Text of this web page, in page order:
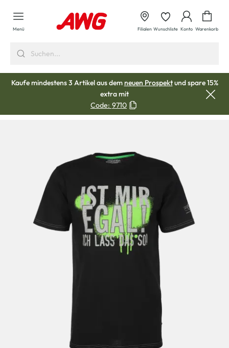
springen
Menü Filialen Wunschliste Konto Warenkorb
Kaufe mindestens 3 Artikel aus demneuen Prospektund spare 15%
extra mit
Code: 9710